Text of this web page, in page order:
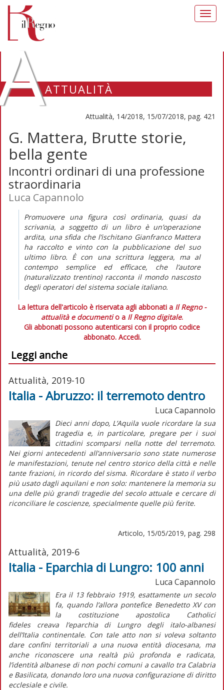
ATTUALITÀ
Attualità, 14/2018, 15/07/2018, pag. 421
G. Mattera, Brutte storie,
bella gente
Incontri ordinari di una professione
straordinaria
Luca Capannolo
Promuovere una figura così ordinaria, quasi da
scrivania, a soggetto di un libro è un’operazione
ardita, una sfida che l’ischitano Gianfranco Mattera
ha raccolto e vinto con la pubblicazione del suo
ultimo libro. È con una scrittura leggera, ma al
contempo semplice ed efficace, che l’autore
(naturalizzato trentino) racconta il mondo nascosto
degli operatori del sistema sociale italiano.
La lettura dell'articolo è riservata agli abbonati a Il Regno -
attualità e documentio a Il Regno digitale.
Gli abbonati possono autenticarsi con il proprio codice
abbonato. Accedi.
Leggi anche
Attualità, 2019-10
Italia - Abruzzo: il terremoto dentro
Luca Capannolo
Dieci anni dopo, L’Aquila vuole ricordare la sua
tragedia e, in particolare, pregare per i suoi
cittadini scomparsi nella notte del terremoto.
Nei giorni antecedenti all’anniversario sono state numerose
le manifestazioni, tenute nel centro storico della città e nelle
tante frazioni, in ricordo del sisma. Ricordare è stato il verbo
più usato dagli aquilani e non solo: mantenere la memoria su
una delle più grandi tragedie del secolo attuale e cercare di
riconciliare le coscienze, specialmente quelle più ferite.
Articolo, 15/05/2019, pag. 298
Attualità, 2019-6
Italia - Eparchia di Lungro: 100 anni
Luca Capannolo
Era il 13 febbraio 1919, esattamente un secolo
fa, quando l’allora pontefice Benedetto XV con
la costituzione apostolica
Catholici
fidelescreava l’eparchia di Lungro degli italo-albanesi
dell’Italia continentale. Con tale atto non si voleva soltanto
dare confini territoriali a una nuova entità diocesana, ma
anche riconoscere una realtà più profonda e radicata,
l’identità albanese di non pochi comuni a cavallo tra Calabria
e Basilicata, donando loro una nuova configurazione di diritto
ecclesiale e civile.